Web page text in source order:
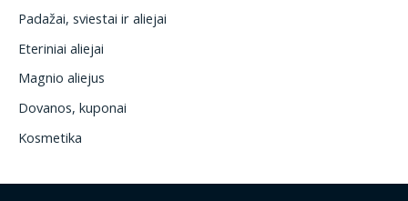
Padažai, sviestai ir aliejai
Eteriniai aliejai
Magnio aliejus
Dovanos, kuponai
Kosmetika